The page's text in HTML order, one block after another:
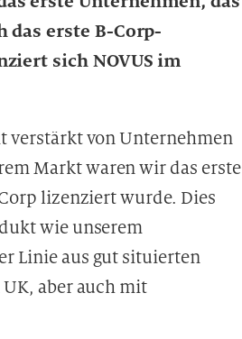
das erste B-Corp-
sich NOVUS im
verstärkt von Unternehmen
Markt waren wir das erste
lizenziert wurde. Dies
wie unserem
Linie aus gut situierten
aber auch mit